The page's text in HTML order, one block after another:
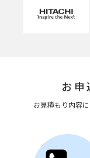
お
お見積もり内容